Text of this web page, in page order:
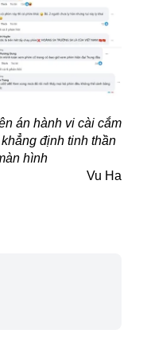
án hành vi cài cắm
định tinh thần
hình
Vu Ha